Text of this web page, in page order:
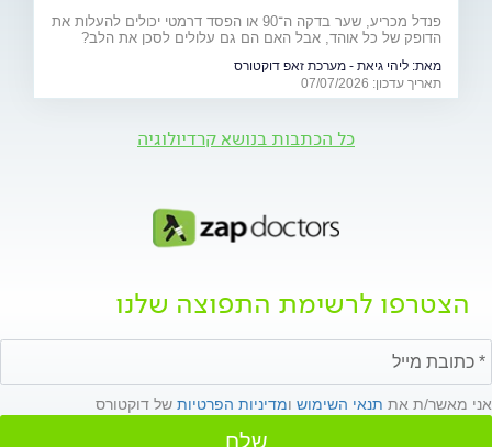
פנדל מכריע, שער בדקה ה־90 או הפסד דרמטי יכולים להעלות את
הדופק של כל אוהד, אבל האם הם גם עלולים לסכן את הלב?
מה באמת קורה בגוף בזמן התרגשות קיצונית, מי נמצא בקבוצת
הסיכון ואיך אפשר ליהנות מהמשחקים בלי לסכן את הבריאות.
מאת: ליהי גיאת - מערכת זאפ דוקטורס
תאריך עדכון: 07/07/2026
כל הכתבות בנושא קרדיולוגיה
הצטרפו לרשימת התפוצה שלנו
אני מאשר/ת את תנאי השימוש ומדיניות הפרטיות של דוקטורס
שלח